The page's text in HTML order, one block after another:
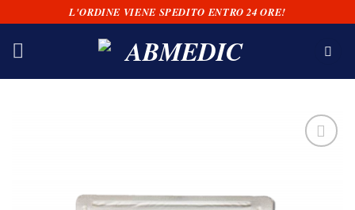
contenuti
L'ORDINE VIENE SPEDITO ENTRO 24 ORE!